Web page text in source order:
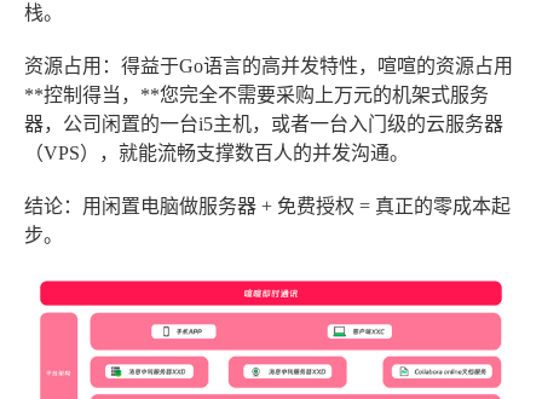
栈。
资源占用 ：得益于Go语言的高并发特性，喧喧的资源占用
**控制得当，**您完全不需要采购上万元的机架式服务
器，公司闲置的一台i5主机，或者一台入门级的云服务器
（VPS），就能流畅支撑数百人的并发沟通。
结论：用闲置电脑做服务器 + 免费授权 = 真正的零成本起
步。